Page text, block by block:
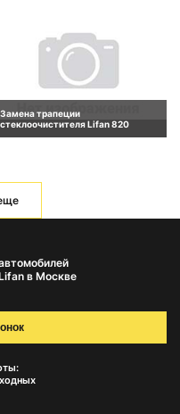
Замена трапеции
стеклоочистителя Lifan 820
в Москве